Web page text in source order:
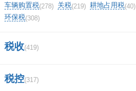
点的？
的功能是什么？谢谢？
车辆购置税(278) 关税(219) 耕地占用税(40)
环保税(308)
税收(419)
税控(317)